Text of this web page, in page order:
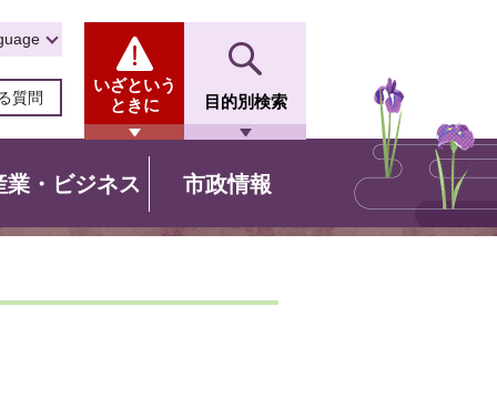
質問
いざという
ときに
目的別検索
業・ビジネス 市政情報